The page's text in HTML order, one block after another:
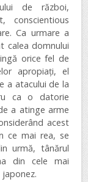
de război,
conscientious
Ca urmare a
calea domnului
orice fel de
apropiați, el
a atacului de la
ca o datorie
a atinge arme
acest
ce mai rea, se
urmă, tânărul
din cele mai